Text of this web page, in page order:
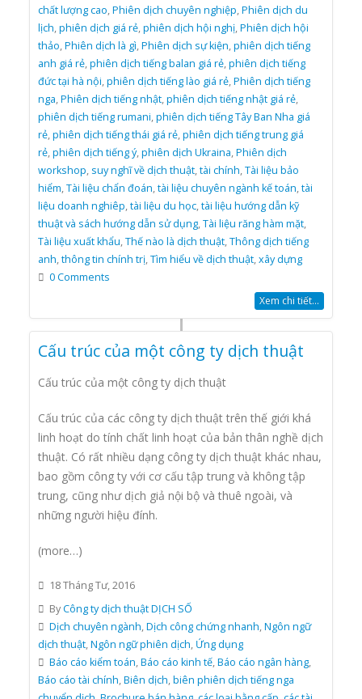
chất lượng cao,Phiên dịch chuyên nghiệp,Phiên dịch du
lịch,phiên dịch giá rẻ,phiên dịch hội nghị,Phiên dịch hội
thảo,Phiên dịch là gì,Phiên dịch sự kiện,phiên dịch tiếng
anh giá rẻ,phiên dịch tiếng balan giá rẻ,phiên dịch tiếng
đức tại hà nội,phiên dịch tiếng lào giá rẻ,Phiên dịch tiếng
nga,Phiên dịch tiếng nhật,phiên dịch tiếng nhật giá rẻ,
phiên dịch tiếng rumani,phiên dịch tiếng Tây Ban Nha giá
rẻ,phiên dịch tiếng thái giá rẻ,phiên dịch tiếng trung giá
rẻ,phiên dịch tiếng ý,phiên dịch Ukraina,Phiên dịch
workshop, suy nghĩ về dịch thuật,tài chính,Tài liệu bảo
hiểm,Tài liệu chẩn đoán,tài liệu chuyên ngành kế toán,tài
liệu doanh nghiêp,tài liệu du học,tài liệu hướng dẫn kỹ
thuật và sách hướng dẫn sử dụng,Tài liệu răng hàm mặt,
Tài liệu xuất khẩu,Thế nào là dịch thuật,Thông dịch tiếng
anh,thông tin chính trị,Tìm hiểu về dịch thuật,xây dựng
0 Comments
Xem chi tiết...
Cấu trúc của một công ty dịch thuật
Cấu trúc của một công ty dịch thuật
Cấu trúc của các công ty dịch thuật trên thế giới khá
linh hoạt do tính chất linh hoạt của bản thân nghề dịch
thuật. Có rất nhiều dạng công ty dịch thuật khác nhau,
bao gồm công ty với cơ cấu tập trung và không tập
trung, cũng như dịch giả nội bộ và thuê ngoài, và
những người hiệu đính.
(more…)
18 Tháng Tư, 2016
ByCông ty dịch thuật DỊCH SỐ
Dịch chuyên ngành,Dịch công chứng nhanh,Ngôn ngữ
dịch thuật,Ngôn ngữ phiên dịch, Ứng dụng
Báo cáo kiểm toán,Báo cáo kinh tế,Báo cáo ngân hàng,
Báo cáo tài chính,Biên dịch,biên phiên dịch tiếng nga